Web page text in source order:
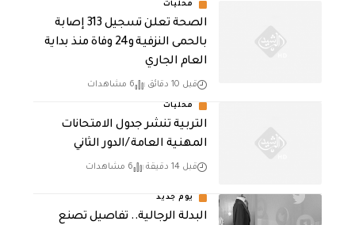
محليات
الصحة تعلن تسجيل 313 إصابة
بالحمى النزفية و24 وفاة منذ بداية
العام الجاري
قبل 10 دقائق 6 مشاهدات
محليات
التربية تنشر جدول الامتحانات
المهنية العامة /الدور الثاني
قبل 14 دقيقة 6 مشاهدات
يوم جديد
البدلة الرجالية.. تفاصيل تصنع